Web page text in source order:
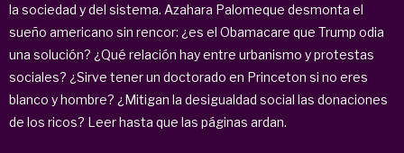
la sociedad y del sistema. Azahara Palomeque desmonta el
sueño americano sin rencor: ¿es el Obamacare que Trump odia
una solución? ¿Qué relación hay entre urbanismo y protestas
sociales? ¿Sirve tener un doctorado en Princeton si no eres
blanco y hombre? ¿Mitigan la desigualdad social las donaciones
de los ricos? Leer hasta que las páginas ardan.